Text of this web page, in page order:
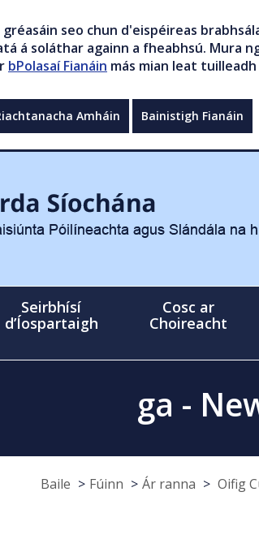
seo chun d'eispéireas
á soláthar againn a fheabhsú. Mura
bPolasaí Fianáin más mian leat
Amháin Bainistigh Fianáin
Seirbhísí
d’Íospartaigh
Cosc ar
Choireacht
ga -
Baile Fúinn Ár ranna Oifig